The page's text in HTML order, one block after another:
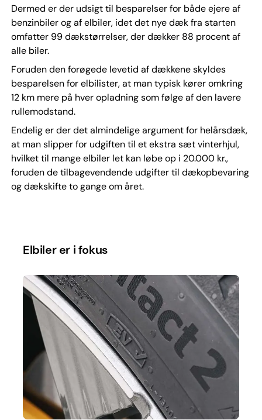
Dermed er der udsigt til besparelser for både ejere af
benzinbiler og af elbiler, idet det nye dæk fra starten
omfatter 99 dækstørrelser, der dækker 88 procent af
alle biler.
Foruden den forøgede levetid af dækkene skyldes
besparelsen for elbilister, at man typisk kører omkring
12 km mere på hver opladning som følge af den lavere
rullemodstand.
Endelig er der det almindelige argument for helårsdæk,
at man slipper for udgiften til et ekstra sæt vinterhjul,
hvilket til mange elbiler let kan løbe op i 20.000 kr.,
foruden de tilbagevendende udgifter til dækopbevaring
og dækskifte to gange om året.
Elbiler er i fokus